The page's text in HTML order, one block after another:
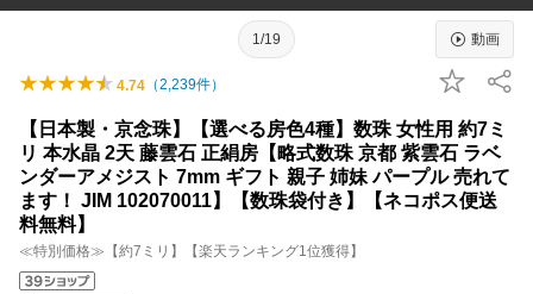
1/19 動画
4.74 （2,239件）
【日本製・京念珠】【選べる房色4種】数珠 女性用 約7ミ
リ 本水晶 2天 藤雲石 正絹房【略式数珠 京都 紫雲石 ラベ
ンダーアメジスト 7mm ギフト 親子 姉妹 パープル 売れて
ます！ JIM 102070011】【数珠袋付き】【ネコポス便送
料無料】
≪特別価格≫【約7ミリ】【楽天ランキング1位獲得】